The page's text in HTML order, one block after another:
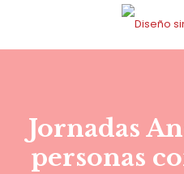
Jornadas
personas